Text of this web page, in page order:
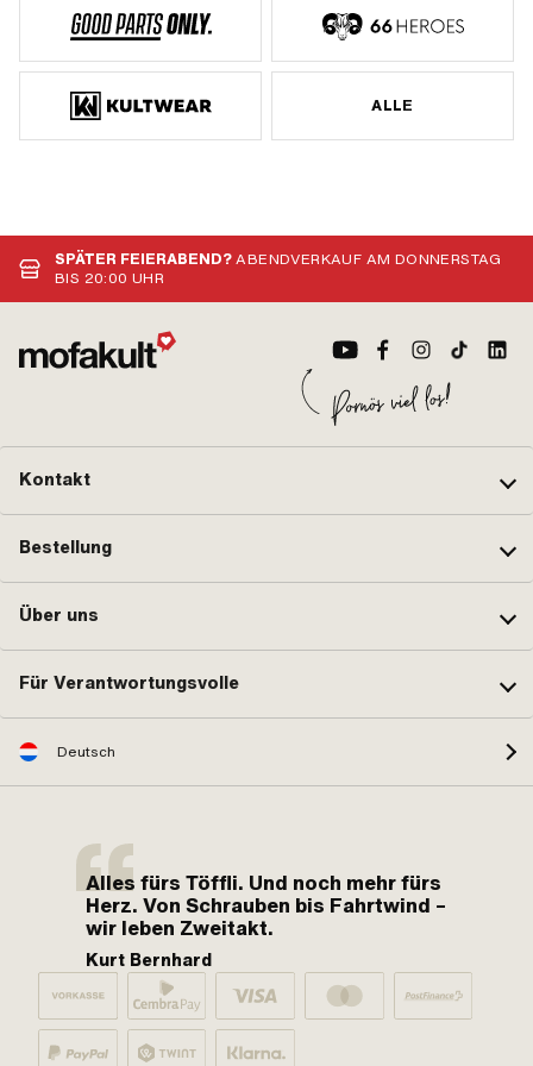
ALLE
SPÄTER FEIERABEND?ABENDVERKAUF AM DONNERSTAG
BIS 20:00 UHR
Kontakt
Bestellung
Über uns
Für Verantwortungsvolle
Deutsch
Alles fürs Töffli. Und noch mehr fürs
Herz. Von Schrauben bis Fahrtwind –
wir leben Zweitakt.
Kurt Bernhard